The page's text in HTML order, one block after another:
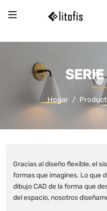
Hogar
Gracias al diseño flexible, el
formas que imagines. Lo que
dibujo CAD de la forma que
del espacio, nosotros